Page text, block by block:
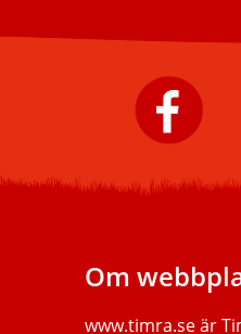
Timrå
kommun
Facebook.
Om
www.timra.seär